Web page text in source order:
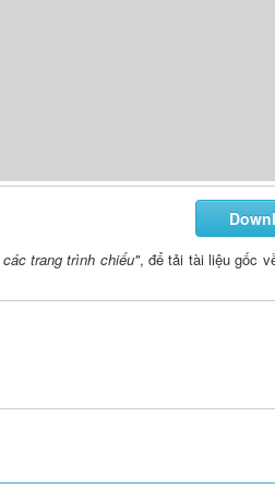
trang trình chiếu", để tải tài liệu gốc